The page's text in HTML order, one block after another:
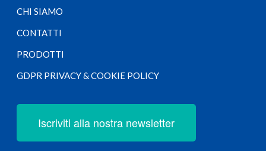
CHI SIAMO
CONTATTI
PRODOTTI
GDPR PRIVACY & COOKIE POLICY
Iscriviti alla nostra newsletter